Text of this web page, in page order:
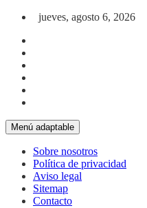
Saltar al contenido
jueves, agosto 6, 2026
Menú adaptable
Sobre nosotros
Política de privacidad
Aviso legal
Sitemap
Contacto